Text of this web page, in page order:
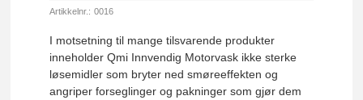
Artikkelnr.: 0016
I motsetning til mange tilsvarende produkter
inneholder Qmi Innvendig Motorvask ikke sterke
løsemidler som bryter ned smøreeffekten og
angriper forseglinger og pakninger som gjør dem